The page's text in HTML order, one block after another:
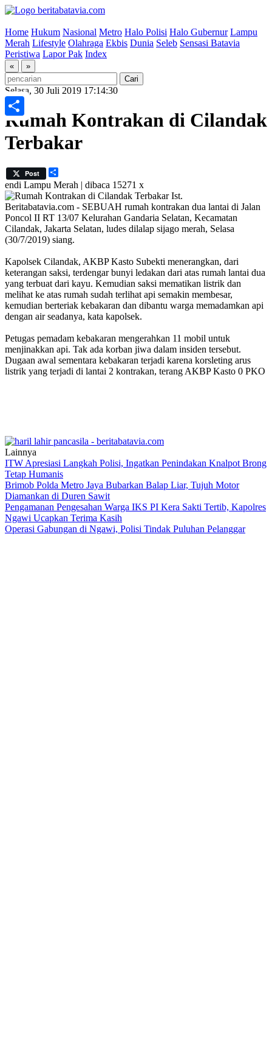
Home Hukum Nasional Metro Halo Polisi Halo Gubernur Lampu
Merah Lifestyle Olahraga Ekbis Dunia Seleb Sensasi Batavia
Peristiwa Lapor Pak Index
« »
Selasa, 30 Juli 2019 17:14:30
Rumah Kontrakan di Cilandak
Terbakar
Post
endi Lampu Merah | dibaca 15271 x
Ist.
Beritabatavia.com - SEBUAH rumah kontrakan dua lantai di Jalan
Poncol II RT 13/07 Kelurahan Gandaria Selatan, Kecamatan
Cilandak, Jakarta Selatan, ludes dilalap sijago merah, Selasa
(30/7/2019) siang.
Kapolsek Cilandak, AKBP Kasto Subekti menerangkan, dari
keterangan saksi, terdengar bunyi ledakan dari atas rumah lantai dua
yang terbuat dari kayu. Kemudian saksi mematikan listrik dan
melihat ke atas rumah sudah terlihat api semakin membesar,
kemudian berteriak kebakaran dan dibantu warga memadamkan api
dengan air seadanya, kata kapolsek.
Petugas pemadam kebakaran mengerahkan 11 mobil untuk
menjinakkan api. Tak ada korban jiwa dalam insiden tersebut.
Dugaan awal sementara kebakaran terjadi karena korsleting arus
listrik yang terjadi di lantai 2 kontrakan, terang AKBP Kasto 0 PKO
Share
Lainnya
ITW Apresiasi Langkah Polisi, Ingatkan Penindakan Knalpot Brong
Tetap Humanis
Brimob Polda Metro Jaya Bubarkan Balap Liar, Tujuh Motor
Diamankan di Duren Sawit
Pengamanan Pengesahan Warga IKS PI Kera Sakti Tertib, Kapolres
Ngawi Ucapkan Terima Kasih
Operasi Gabungan di Ngawi, Polisi Tindak Puluhan Pelanggar